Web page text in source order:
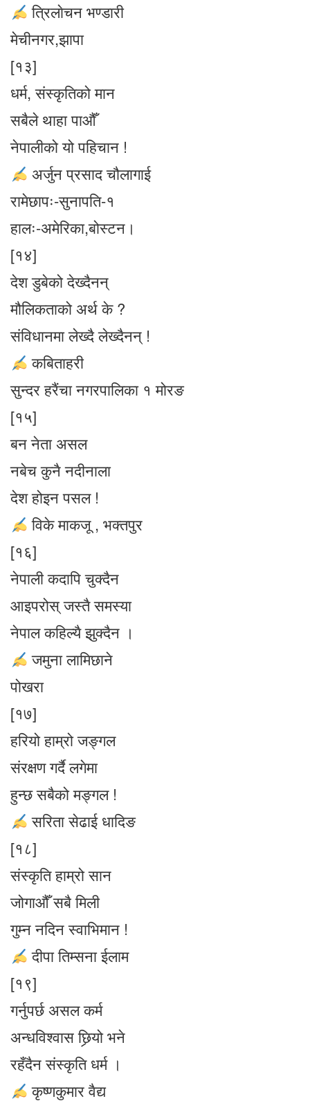
त्रिलाेचन भण्डारी
मेचीनगर,झापा
[१३]
धर्म, संस्कृतिको मान
सबैले थाहा पाऔँ
नेपालीको यो पहिचान !
अर्जुन प्रसाद चौलागाई
रामेछापः-सुनापति-१
हालः-अमेरिका,बोस्टन।
[१४]
देश डुबेको देख्दैनन्
मौलिकताको अर्थ के ?
संविधानमा लेख्दै लेख्दैनन् !
कबिताहरी
सुन्दर हरैंचा नगरपालिका १ मोरङ
[१५]
बन नेता असल
नबेच कुनै नदीनाला
देश होइन पसल !
विके माकजू , भक्तपुर
[१६]
नेपाली कदापि चुक्दैन
आइपरोस् जस्तै समस्या
नेपाल कहिल्यै झुक्दैन ।
जमुना लामिछाने
पोखरा
[१७]
हरियो हाम्रो जङ्गल
संरक्षण गर्दै लगेमा
हुन्छ सबैको मङ्गल !
सरिता सेढाई धादिङ
[१८]
संस्कृति हाम्रो सान
जोगाऔँ सबै मिली
गुम्न नदिन स्वाभिमान !
दीपा तिम्सना ईलाम
[१९]
गर्नुपर्छ असल कर्म
अन्धविश्वास छिर्‍यो भने
रहँदैन संस्कृति धर्म ।
कृष्णकुमार वैद्य